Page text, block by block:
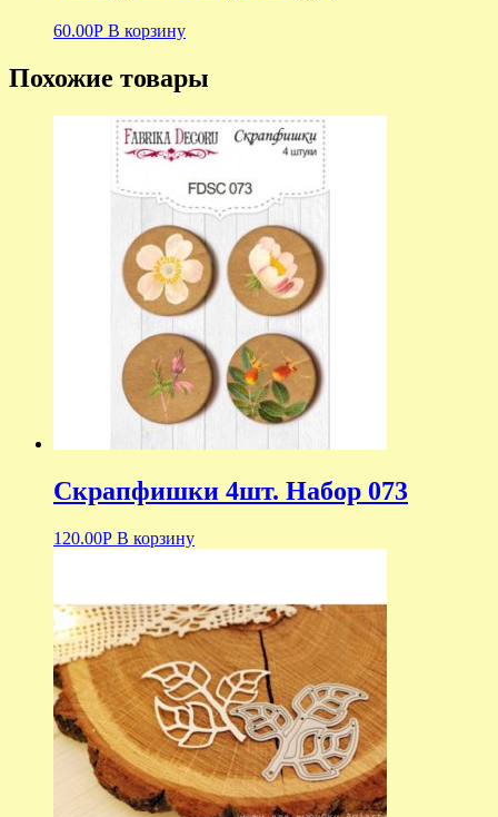
60.00Р В корзину
Похожие товары
Скрапфишки 4шт. Набор 073
120.00Р В корзину